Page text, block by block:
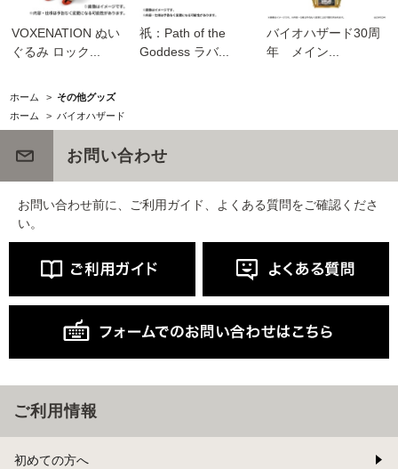
VOXENATION ぬい
ぐるみ ロック...
祇：Path of the
Goddess ラバ...
バイオハザード30周
年 メイン...
ホーム > その他グッズ
ホーム
> バイオハザード
お問い合わせ
お問い合わせ前に、ご利用ガイド、よくある質問をご確認くださ
い。
ご利用情報
初めての方へ